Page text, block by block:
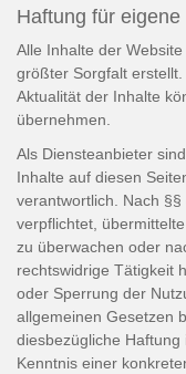
Haftung für
Alle Inhalte der
größter Sorgfalt
Aktualität der Inhalte
übernehmen.
Als Diensteanbieter
Inhalte auf diesen
verantwortlich. Nach
verpflichtet,
zu überwachen oder
rechtswidrige Tätigkeit
oder Sperrung der
allgemeinen Gesetzen
diesbezügliche
Kenntnis einer